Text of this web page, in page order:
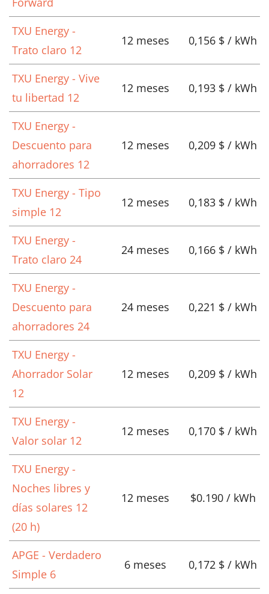
TXU Energy -
Trato claro 12
12 meses 0,156 $ / kWh
TXU Energy - Vive
tu libertad 12
12 meses 0,193 $ / kWh
TXU Energy -
Descuento para
ahorradores 12
12 meses 0,209 $ / kWh
TXU Energy - Tipo
simple 12
12 meses 0,183 $ / kWh
TXU Energy -
Trato claro 24
24 meses 0,166 $ / kWh
TXU Energy -
Descuento para
ahorradores 24
24 meses 0,221 $ / kWh
TXU Energy -
Ahorrador Solar
12
12 meses 0,209 $ / kWh
TXU Energy -
Valor solar 12
12 meses 0,170 $ / kWh
TXU Energy -
Noches libres y
días solares 12
(20 h)
12 meses $0.190 / kWh
APGE - Verdadero
Simple 6
6 meses 0,172 $ / kWh